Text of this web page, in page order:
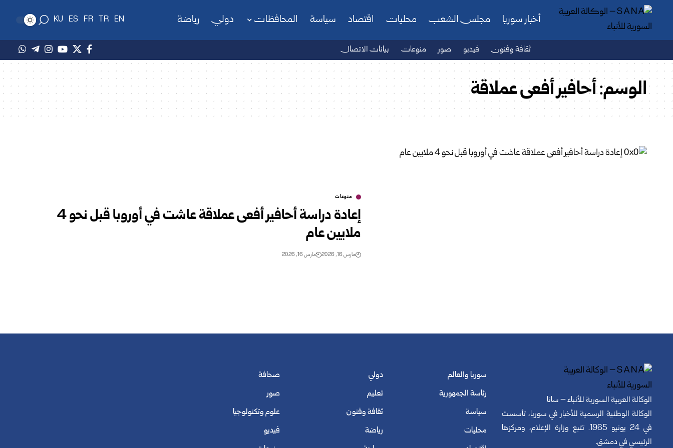
أخبار سوريا مجلس الشعب محليات اقتصاد سياسة المحافظات دولي رياضة EN
TR
FR
ES
KU
ثقافة وفنون فيديو صور منوعات بيانات الاتصال
الوسم:أحافير أفعى عملاقة
منوعات
إعادة دراسة أحافير أفعى عملاقة عاشت في أوروبا قبل نحو 4
ملايين عام
مارس 16, 2026 مارس 16, 2026
الوكالة العربية السورية للأنباء – سانا
الوكالة الوطنية الرسمية للأخبار في سوريا، تأسست
في 24 يونيو 1965. تتبع وزارة الإعلام، ومركزها
الرئيسي في دمشق.
سوريا والعالم
رئاسة الجمهورية
سياسة
محليات
دولي
تعليم
ثقافة وفنون
رياضة
صحافة
صور
علوم وتكنولوجيا
فيديو